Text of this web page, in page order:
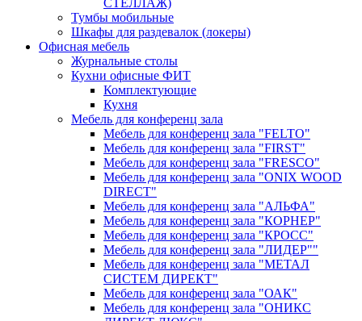
СТЕЛЛАЖ)
Тумбы мобильные
Шкафы для раздевалок (локеры)
Офисная мебель
Журнальные столы
Кухни офисные ФИТ
Комплектующие
Кухня
Мебель для конференц зала
Мебель для конференц зала "FELTO"
Мебель для конференц зала "FIRST"
Мебель для конференц зала "FRESCO"
Мебель для конференц зала "ONIX WOOD
DIRECT"
Мебель для конференц зала "АЛЬФА"
Мебель для конференц зала "КОРНЕР"
Мебель для конференц зала "КРОСС"
Мебель для конференц зала "ЛИДЕР""
Мебель для конференц зала "МЕТАЛ
СИСТЕМ ДИРЕКТ"
Мебель для конференц зала "ОАК"
Мебель для конференц зала "ОНИКС